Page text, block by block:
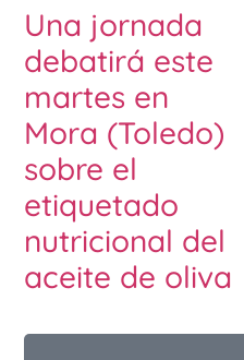
Una jornada
debatirá este
martes en
Mora (Toledo)
sobre el
etiquetado
nutricional del
aceite de oliva